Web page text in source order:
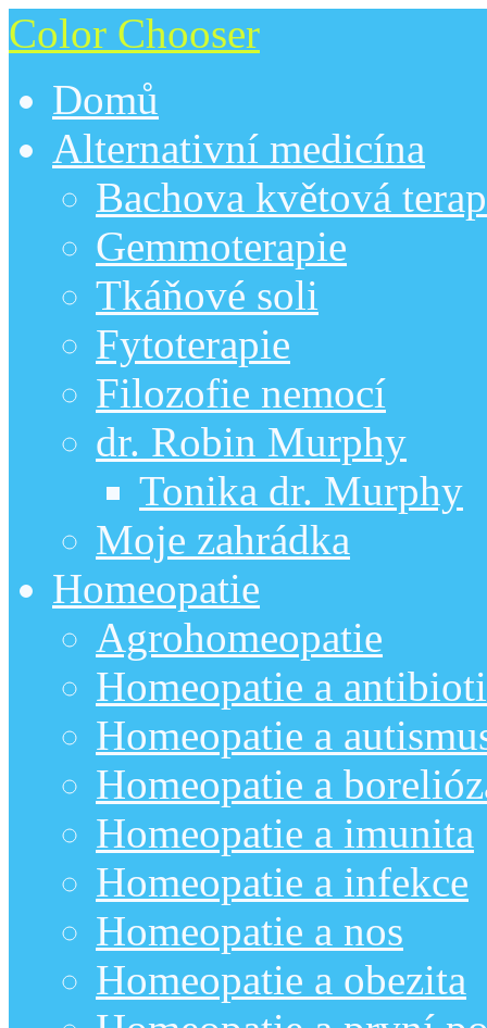
Color Chooser
Domů
Alternativní medicína
Bachova květová
Gemmoterapie
Tkáňové soli
Fytoterapie
Filozofie nemocí
dr. Robin Murphy
Tonika dr. Murphy
Moje zahrádka
Homeopatie
Agrohomeopatie
Homeopatie a
Homeopatie a
Homeopatie a
Homeopatie a imunita
Homeopatie a infekce
Homeopatie a nos
Homeopatie a obezita